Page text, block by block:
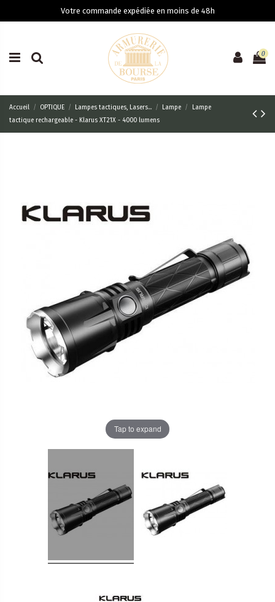
Votre commande expédiée en moins de 48h
0
Accueil OPTIQUE Lampes tactiques, Lasers... Lampe
Lampe
tactique rechargeable - Klarus XT21X - 4000 lumens
Tap to expand